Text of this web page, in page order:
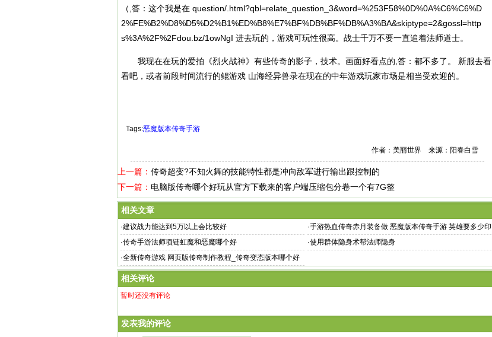
（,答：这个我是在 question/.html?qbl=relate_question_3&word=%253F58%0D%0A%C6%C6%D
2%FE%B2%D8%D5%D2%B1%ED%B8%E7%BF%DB%BF%DB%A3%BA&skiptype=2&gossl=http
s%3A%2F%2Fdou.bz/1owNgI 进去玩的，游戏可玩性很高。战士千万不要一直追着法师道士。
我现在在玩的爱拍《烈火战神》有些传奇的影子，技术。画面好看点的,答：都不多了。 新服去看
看吧，或者前段时间流行的鲲游戏 山海经异兽录在现在的中年游戏玩家市场是相当受欢迎的。
Tags:恶魔版本传奇手游
作者：美丽世界 来源：阳春白雪
上一篇： 传奇超变?不知火舞的技能特性都是冲向敌军进行输出跟控制的
下一篇： 电脑版传奇哪个好玩从官方下载来的客户端压缩包分卷一个有7G整
相关文章
·建议战力能达到5万以上会比较好 ·手游热血传奇赤月装备做 恶魔版本传奇手游 英雄要多少印
记
·传奇手游法师项链虹魔和恶魔哪个好 ·使用群体隐身术帮法师隐身
·全新传奇游戏 网页版传奇制作教程_传奇变态版本哪个好
玩 一天小赚10.20
相关评论
暂时还没有评论
发表我的评论